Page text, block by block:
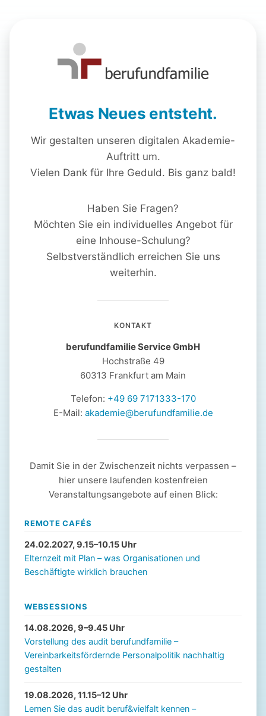
Etwas Neues entsteht.
Wir gestalten unseren digitalen Akademie-
Auftritt um.
Vielen Dank für Ihre Geduld. Bis ganz bald!
Haben Sie Fragen?
Möchten Sie ein individuelles Angebot für
eine Inhouse-Schulung?
Selbstverständlich erreichen Sie uns
weiterhin.
KONTAKT
berufundfamilie Service GmbH
Hochstraße 49
60313 Frankfurt am Main
Telefon: +49 69 7171333-170
E-Mail: akademie@berufundfamilie.de
Damit Sie in der Zwischenzeit nichts verpassen –
hier unsere laufenden kostenfreien
Veranstaltungsangebote auf einen Blick:
REMOTE CAFÉS
24.02.2027, 9.15–10.15 Uhr
Elternzeit mit Plan – was Organisationen und
Beschäftigte wirklich brauchen
WEBSESSIONS
14.08.2026, 9–9.45 Uhr
Vorstellung des audit berufundfamilie –
Vereinbarkeitsfördernde Personalpolitik nachhaltig
gestalten
19.08.2026, 11.15–12 Uhr
Lernen Sie das audit beruf&vielfalt kennen –